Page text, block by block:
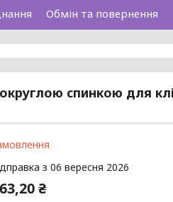
Обмін та повернення
спинкою для
з 06 вересня 2026
₴